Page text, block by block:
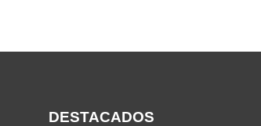
DESTACADOS